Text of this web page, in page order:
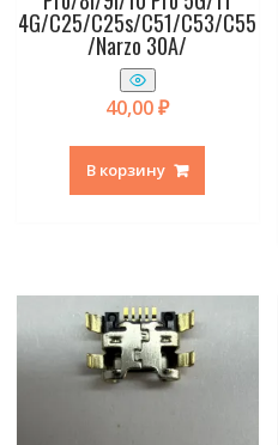
4G/C25/C25s/C51/C53/C55
/Narzo 30A/
40,00₽
В корзину